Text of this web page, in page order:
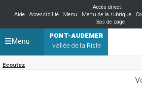
Accès direct :
Aide
Accessibilité Menu Menu de la rubrique
Bas de page
PONT-AUDEMER
vallée de la Risle
Ecoutez
Menu